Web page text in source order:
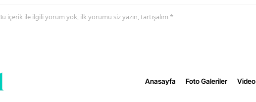
içerik ile ilgili yorum yok, ilk yorumu siz yazın, tartışalım *
Anasayfa Foto Galeriler